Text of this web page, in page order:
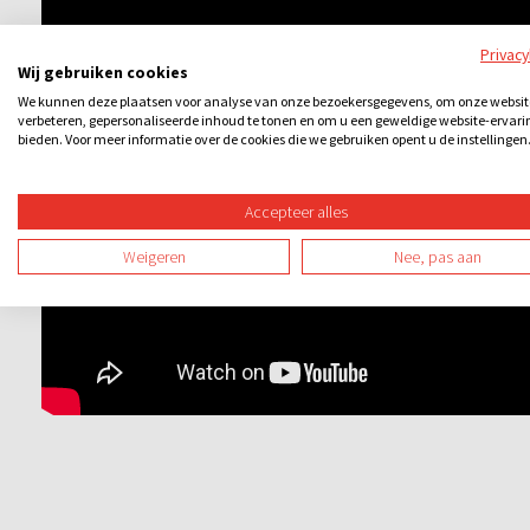
Wij gebruiken cookies
We kunnen deze plaatsen voor analyse van onze bezoekersgegevens, om onze
verbeteren, gepersonaliseerde inhoud te tonen en om u een geweldige website-
bieden. Voor meer informatie over de cookies die we gebruiken opent u de instellingen.
Accepteer alles
Weigeren Nee, pas aan